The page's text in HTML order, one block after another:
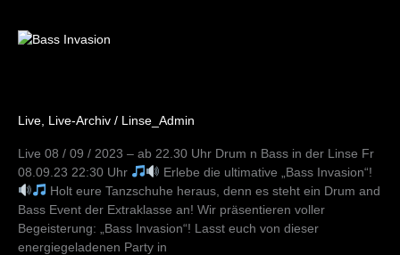
Live Live-Archiv / Linse_Admin
Live 08 / 09 / 2023 – ab 22.30 Uhr Drum n Bass in der Linse Fr
08.09.23 22:30 Uhr
Erlebe die ultimative „Bass Invasion“!
Holt eure Tanzschuhe heraus, denn es steht ein Drum and
Bass Event der Extraklasse an! Wir präsentieren voller
Begeisterung: „Bass Invasion“! Lasst euch von dieser
energiegeladenen Party in
Bass